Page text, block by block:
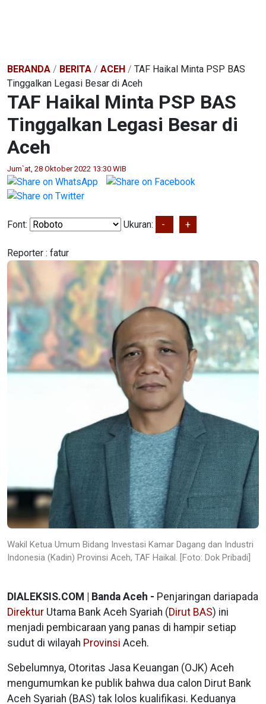
BERANDA / BERITA / ACEH / TAF Haikal Minta PSP BAS
Tinggalkan Legasi Besar di Aceh
TAF Haikal Minta PSP BAS
Tinggalkan Legasi Besar di
Aceh
Jum`at, 28 Oktober 2022 13:30 WIB
Font: Ukuran: - +
Reporter : fatur
Wakil Ketua Umum Bidang Investasi Kamar Dagang dan Industri
Indonesia (Kadin) Provinsi Aceh, TAF Haikal. [Foto: Dok Pribadi]
DIALEKSIS.COM | Banda Aceh - Penjaringan dariapada
Direktur Utama Bank Aceh Syariah (Dirut BAS) ini
menjadi pembicaraan yang panas di hampir setiap
sudut di wilayah Provinsi Aceh.
Sebelumnya, Otoritas Jasa Keuangan (OJK) Aceh
mengumumkan ke publik bahwa dua calon Dirut Bank
Aceh Syariah (BAS) tak lolos kualifikasi. Keduanya